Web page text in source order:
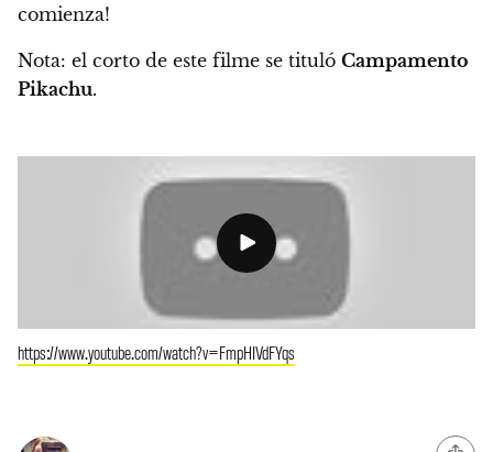
comienza!
Nota: el corto de este filme se tituló Campamento
Pikachu.
https://www.youtube.com/watch?v=FmpHIVdFYqs